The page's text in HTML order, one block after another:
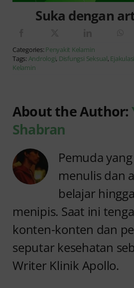
Suka dengan
Categories: Penyakit Kelamin
Tags: Andrologi, Disfungsi Seksual,
Kelamin
About the Author:
Shabran
Pemuda
menulis dan
belajar
menipis. Saat ini
konten-konten dan
seputar kesehatan
Writer Klinik Apollo.